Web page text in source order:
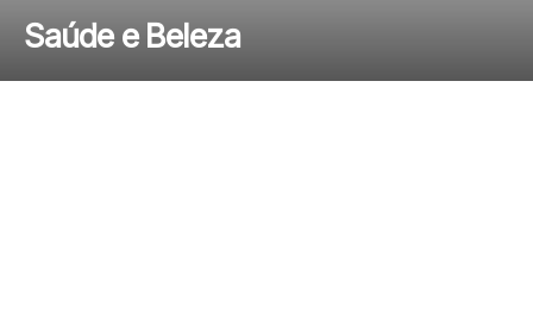
Saúde e Beleza